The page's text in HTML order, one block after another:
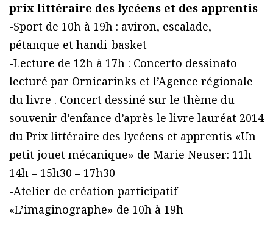
prix littéraire des lycéens et des apprentis
-Sport de 10h à 19h : aviron, escalade,
pétanque et handi-basket
-Lecture de 12h à 17h : Concerto dessinato
lecturé par Ornicarinks et l’Agence régionale
du livre . Concert dessiné sur le thème du
souvenir d’enfance d’après le livre lauréat 2014
du Prix littéraire des lycéens et apprentis «Un
petit jouet mécanique» de Marie Neuser: 11h –
14h – 15h30 – 17h30
-Atelier de création participatif
«L’imaginographe» de 10h à 19h